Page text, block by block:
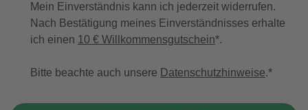
Mein Einverständnis kann ich jederzeit widerrufen.
Nach Bestätigung meines Einverständnisses erhalte
ich einen 10 € Willkommensgutschein*.
Bitte beachte auch unsere Datenschutzhinweise.